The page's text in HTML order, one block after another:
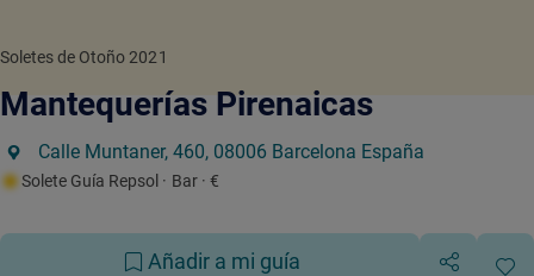
Soletes de Otoño 2021
Mantequerías Pirenaicas
Calle Muntaner, 460, 08006 Barcelona España
Solete Guía Repsol · Bar · €
Añadir a mi guía